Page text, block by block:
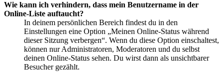
Wie kann ich verhindern, dass mein Benutzername in der
Online-Liste auftaucht?
In deinem persönlichen Bereich findest du in den
Einstellungen eine Option „Meinen Online-Status während
dieser Sitzung verbergen“. Wenn du diese Option einschaltest,
können nur Administratoren, Moderatoren und du selbst
deinen Online-Status sehen. Du wirst dann als unsichtbarer
Besucher gezählt.